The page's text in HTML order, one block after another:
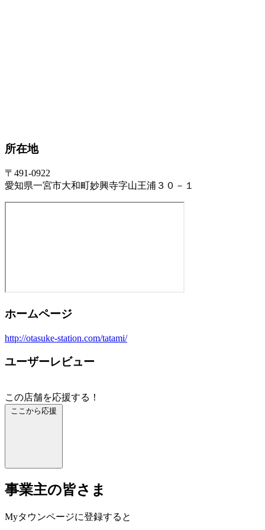
所在地
〒491-0922
愛知県一宮市大和町妙興寺字山王浦３０－１
ホームページ
http://otasuke-station.com/tatami/
ユーザーレビュー
この店舗を応援する！
ここから応援
事業主の皆さま
Myタウンページに登録すると